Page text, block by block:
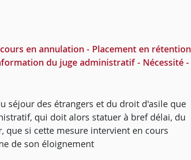
en annulation - Placement en rétention
du juge administratif - Nécessité -
séjour des étrangers et du droit d'asile que
qui doit alors statuer à bref délai, du
si cette mesure intervient en cours
de son éloignement